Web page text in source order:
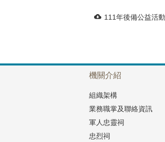
111年後備公益活
機關介紹
組織架構
業務職掌及聯絡資訊
軍人忠靈祠
忠烈祠